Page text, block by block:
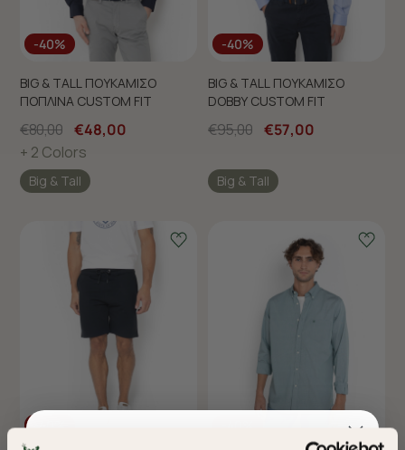
-40%
BIG & TALL ΠΟΥΚΑΜΙΣΟ
ΠΟΠΛΙΝΑ CUSTOM FIT
€80,00 €48,00
+ 2 Colors
Big & Tall
-40%
BIG & TALL ΠΟΥΚΑΜΙΣΟ
DOBBY CUSTOM FIT
€95,00 €57,00
Big & Tall